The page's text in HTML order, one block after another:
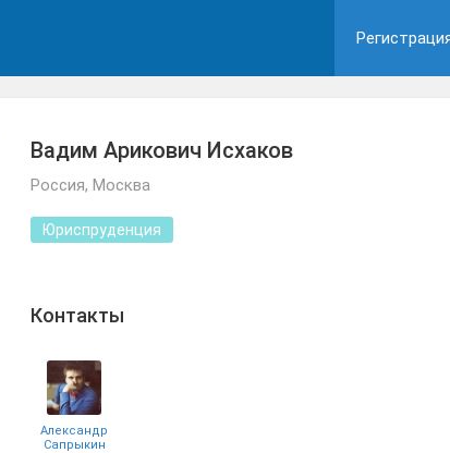
Вадим Арикович Исхаков
Россия, Москва
Юриспруденция
Контакты
Александр
Сапрыкин